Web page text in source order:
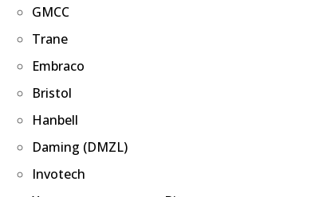
GMCC
Trane
Embraco
Bristol
Hanbell
Daming (DMZL)
Invotech